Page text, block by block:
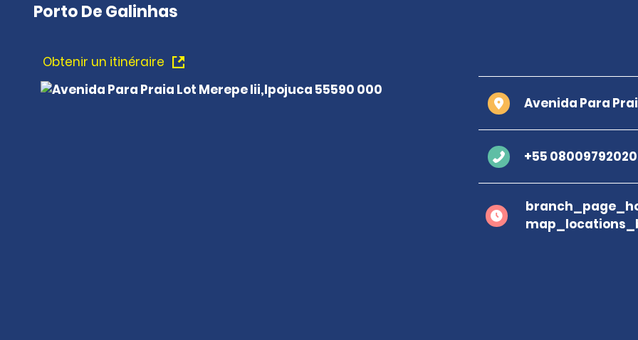
Porto De Galinhas
Obtenir un itinéraire
Avenida Para
+55 08009792020